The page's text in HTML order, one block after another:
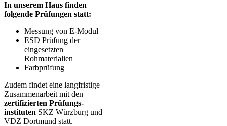
In unserem Haus finden
folgende Prüfungen statt:
Messung von E-Modul
ESD Prüfung der
eingesetzten
Rohmaterialien
Farbprüfung
Zudem findet eine langfristige
Zusammen­arbeit mit den
zertifizierten Prüfungs­
instituten SKZ Würzburg und
VDZ Dortmund statt.